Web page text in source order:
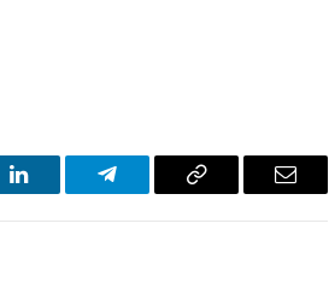
LinkedIn Telegram Copy
Email